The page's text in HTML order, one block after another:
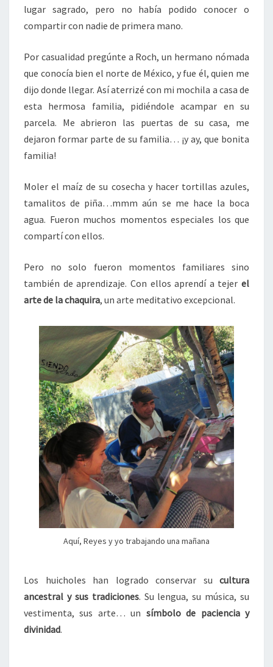
lugar sagrado, pero no había podido conocer o
compartir con nadie de primera mano.
Por casualidad pregúnte a Roch, un hermano nómada
que conocía bien el norte de México, y fue él, quien me
dijo donde llegar. Así aterrizé con mi mochila a casa de
esta hermosa familia, pidiéndole acampar en su
parcela. Me abrieron las puertas de su casa, me
dejaron formar parte de su familia… ¡y ay, que bonita
familia!
Moler el maíz de su cosecha y hacer tortillas azules,
tamalitos de piña…mmm aún se me hace la boca
agua. Fueron muchos momentos especiales los que
compartí con ellos.
Pero no solo fueron momentos familiares sino
también de aprendizaje. Con ellos aprendí a tejer el
arte de la chaquira, un arte meditativo excepcional.
Aquí, Reyes y yo trabajando una mañana
Los huicholes han logrado conservar su cultura
ancestral y sus tradiciones. Su lengua, su música, su
vestimenta, sus arte… un símbolo de paciencia y
divinidad.